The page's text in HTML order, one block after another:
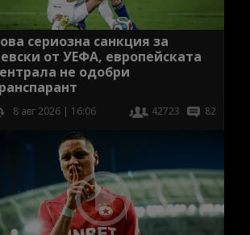
сериозна санкция за
от УЕФА, европейската
не одобри
8 авг 2026 | 16:06 42723 82